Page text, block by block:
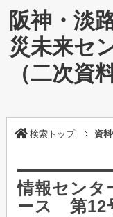
阪神・淡
災未来セ
（二次資
検索トップ 資
情報センタ
ース 第12